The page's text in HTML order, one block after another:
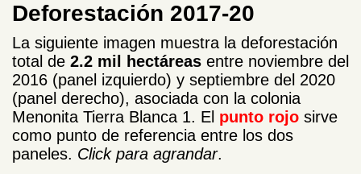
Deforestación 2017-20
La siguiente imagen muestra la deforestación
total de 2.2 mil hectáreas entre noviembre del
2016 (panel izquierdo) y septiembre del 2020
(panel derecho), asociada con la colonia
Menonita Tierra Blanca 1. El punto rojo sirve
como punto de referencia entre los dos
paneles. Click para agrandar.